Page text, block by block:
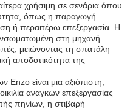
χρήσιμη σε σενάρια όπου
όπως η παραγωγή
ή περαιτέρω επεξεργασία. Η
στη μηχανή
μειώνοντας τη σπατάλη
αποδοτικότητα της
είναι μια αξιόπιστη,
αναγκών επεξεργασίας
πηνίων, η στιβαρή